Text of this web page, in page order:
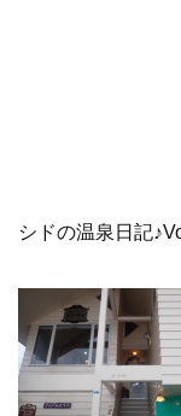
シドの温泉日記